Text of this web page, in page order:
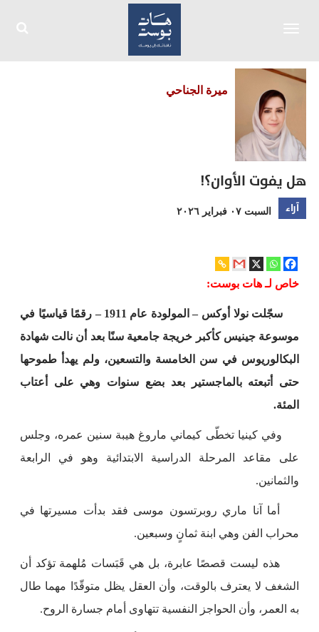
ميرة الجناحي
هل يفوت الأوان؟!
آراء السبت ٠٧ فبراير ٢٠٢٦
خاص لـ هات بوست:
سجّلت نولا أوكس – المولودة عام 1911 – رقمًا قياسيًا في
موسوعة جينيس كأكبر خريجة جامعية سنًا بعد أن نالت شهادة
البكالوريوس في سن الخامسة والتسعين، ولم يهدأ طموحها
حتى أتبعته بالماجستير بعد بضع سنوات وهي على أعتاب
المئة.
وفي كينيا تخطّى كيماني ماروغ هيبة سنين عمره، وجلس
على مقاعد المرحلة الدراسية الابتدائية وهو في الرابعة
والثمانين.
أما آنا ماري روبرتسون موسى فقد بدأت مسيرتها في
محراب الفن وهي ابنة ثمانٍ وسبعين.
هذه ليست قصصًا عابرة، بل هي قَبَسات مُلهمة تؤكد أن
الشغف لا يعترف بالوقت، وأن العقل يظل متوقّدًا مهما طال
به العمر، وأن الحواجز النفسية تتهاوى أمام جسارة الروح.